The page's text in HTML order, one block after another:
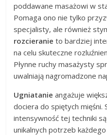
poddawane masażowi w
Pomaga ono nie tylko
specjalisty, ale również
rozcieranie to bardziej
na celu skuteczne
Płynne ruchy masażysty
uwalniają nagromadzone
Ugniatanie angażuje
dociera do spiętych mięśni.
intensywność tej techniki
unikalnych potrzeb